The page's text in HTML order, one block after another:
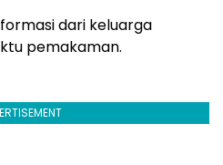
dari keluarga
pemakaman.